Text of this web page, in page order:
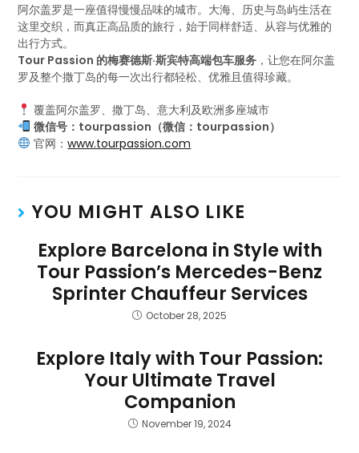
阿尔盖罗是一座值得慢慢品味的城市。大海、历史与岛屿生活在
这里交织，而真正高品质的旅行，始于同样舒适、从容与优雅的
出行方式。
Tour Passion 的梅赛德斯·斯宾特高端包车服务 ，让您在阿尔盖
罗及整个撒丁岛的每一次出行都轻松、优雅且值得珍藏。
覆盖阿尔盖罗、撒丁岛、意大利及欧洲多座城市
微信号：tourpassion（微信：tourpassion）
官网：www.tourpassion.com
YOU MIGHT ALSO LIKE
Explore Barcelona in Style with
Tour Passion’s Mercedes-Benz
Sprinter Chauffeur Services
October 28, 2025
Explore Italy with Tour Passion:
Your Ultimate Travel
Companion
November 19, 2024